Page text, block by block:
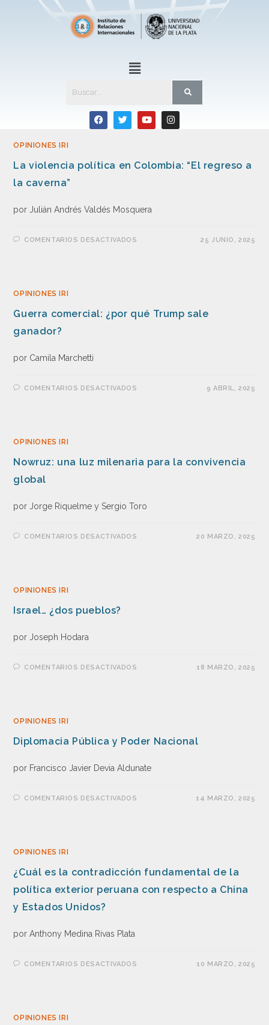
OPINIONES IRI
La violencia política en Colombia: “El regreso a
la caverna”
por Julián Andrés Valdés Mosquera
COMENTARIOS DESACTIVADOS 25 JUNIO, 2025
OPINIONES IRI
Guerra comercial: ¿por qué Trump sale
ganador?
por Camila Marchetti
COMENTARIOS DESACTIVADOS 9 ABRIL, 2025
OPINIONES IRI
Nowruz: una luz milenaria para la convivencia
global
por Jorge Riquelme y Sergio Toro
COMENTARIOS DESACTIVADOS 20 MARZO, 2025
OPINIONES IRI
Israel… ¿dos pueblos?
por Joseph Hodara
COMENTARIOS DESACTIVADOS 18 MARZO, 2025
OPINIONES IRI
Diplomacia Pública y Poder Nacional
por Francisco Javier Devia Aldunate
COMENTARIOS DESACTIVADOS 14 MARZO, 2025
OPINIONES IRI
¿Cuál es la contradicción fundamental de la
política exterior peruana con respecto a China
y Estados Unidos?
por Anthony Medina Rivas Plata
COMENTARIOS DESACTIVADOS 10 MARZO, 2025
OPINIONES IRI